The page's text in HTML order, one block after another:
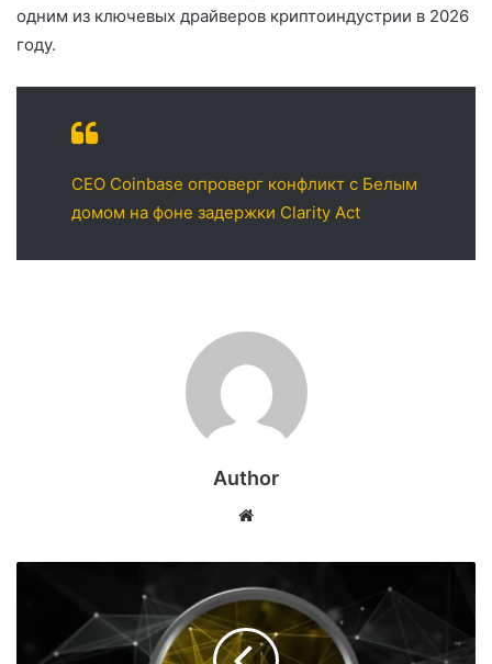
одним из ключевых драйверов криптоиндустрии в 2026
году.
CEO Coinbase опроверг конфликт с Белым
домом на фоне задержки Clarity Act
Author
Website